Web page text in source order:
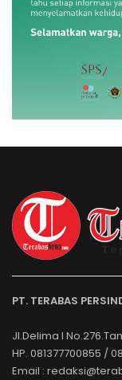
PT. TERABAS
Jl.Delima I
HP. 081377700855 /
Email :